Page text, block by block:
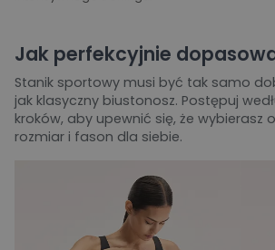
Jak perfekcyjnie
Stanik sportowy musi być tak samo
jak klasyczny biustonosz. Postępuj
kroków, aby upewnić się, że wybierasz
rozmiar i fason dla siebie.